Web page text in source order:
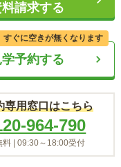
請求する
予約する
すぐに空きが無くなります
専用窓口はこちら
964-790
| 09:30～18:00受付